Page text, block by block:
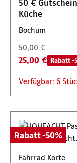
50 €
Küche
Bochum
50,00 €
25,00 € Rabatt -
Verfügbar: 6
Rabatt -50%
Fahrrad Korte